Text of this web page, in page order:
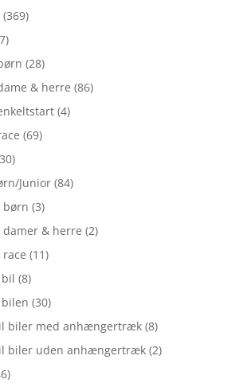
(369)
(28)
& herre (86)
(4)
(69)
Junior (84)
børn (3)
& herre (2)
(11)
(8)
(30)
biler med anhængertræk (8)
biler uden anhængertræk (2)